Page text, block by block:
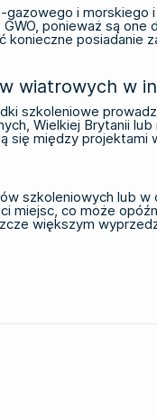
i morskiego
ponieważ są one
posiadanie
wiatrowych w
szkoleniowe
Wielkiej Brytanii
się między projektami
szkoleniowych lub
miejsc, co może
większym